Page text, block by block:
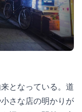
となっている。道
さな店の明かりが